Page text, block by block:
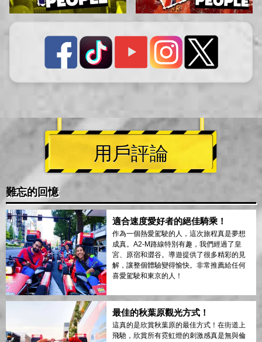
用戶評論
難忘的回憶
適合速度愛好者的絕佳騎乘！
作為一個熱愛駕駛的人，這次旅程真是夢想
成真。A2-M路線特別有趣，我們經過了皇
宮、原宿和澀谷。導遊提供了很多精彩的見
解，讓整個體驗變得愉快。非常推薦給任何
喜愛駕駛和東京的人！
最佳的秋葉原觀光方式！
這真的是欣賞秋葉原的最佳方式！在街道上
飛馳，欣賞所有霓虹燈的刺激感真是無與倫